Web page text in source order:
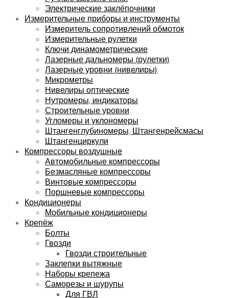
Электрические заклёпочники
Измерительные приборы и инструменты
Измеритель сопротивлений обмоток
Измерительные рулетки
Ключи динамометрические
Лазерные дальномеры (рулетки)
Лазерные уровни (нивелиры)
Микрометры
Нивелиры оптические
Нутромеры, индикаторы
Строительные уровни
Угломеры и уклономеры
Штангенглубиномеры, Штангенрейсмасы
Штангенциркули
Компрессоры воздушные
Автомобильные компрессоры
Безмасляные компрессоры
Винтовые компрессоры
Поршневые компрессоры
Кондиционеры
Мобильные кондиционеры
Крепёж
Болты
Гвозди
Гвозди строительные
Заклепки вытяжные
Наборы крепежа
Саморезы и шурупы
Для ГВЛ